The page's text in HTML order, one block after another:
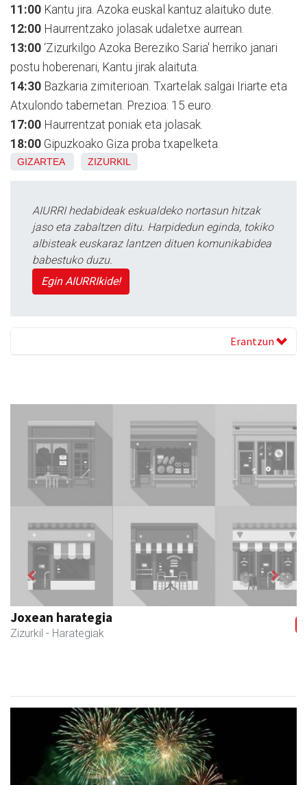
11:00 Kantu jira. Azoka euskal kantuz alaituko dute.
12:00 Haurrentzako jolasak udaletxe aurrean.
13:00 ‘Zizurkilgo Azoka Bereziko Saria' herriko janari
postu hoberenari, Kantu jirak alaituta.
14:30 Bazkaria zimiterioan. Txartelak salgai Iriarte eta
Atxulondo tabernetan. Prezioa: 15 euro.
17:00 Haurrentzat poniak eta jolasak.
18:00 Gipuzkoako Giza proba txapelketa.
GIZARTEA ZIZURKIL
AIURRI hedabideak eskualdeko nortasun hitzak
jaso eta zabaltzen ditu. Harpidedun eginda, tokiko
albisteak euskaraz lantzen dituen komunikabidea
babestuko duzu.
Egin AIURRIkide!
Erantzun
Joxean harategia
Zizurkil - Harategiak
Previous Next